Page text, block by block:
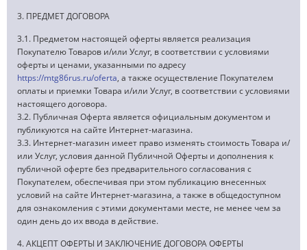
3. ПРЕДМЕТ ДОГОВОРА
3.1. Предметом настоящей оферты является реализация
Покупателю Товаров и/или Услуг, в соответствии с условиями
оферты и ценами, указанными по адресу
https://mtg86rus.ru/oferta, а также осуществление Покупателем
оплаты и приемки Товара и/или Услуг, в соответствии с условиями
настоящего договора.
3.2. Публичная Оферта является официальным документом и
публикуются на сайте Интернет-магазина.
3.3. Интернет-магазин имеет право изменять стоимость Товара и/
или Услуг, условия данной Публичной Оферты и дополнения к
публичной оферте без предварительного согласования с
Покупателем, обеспечивая при этом публикацию внесенных
условий на сайте Интернет-магазина, а также в общедоступном
для ознакомления с этими документами месте, не менее чем за
один день до их ввода в действие.
4. АКЦЕПТ ОФЕРТЫ И ЗАКЛЮЧЕНИЕ ДОГОВОРА ОФЕРТЫ